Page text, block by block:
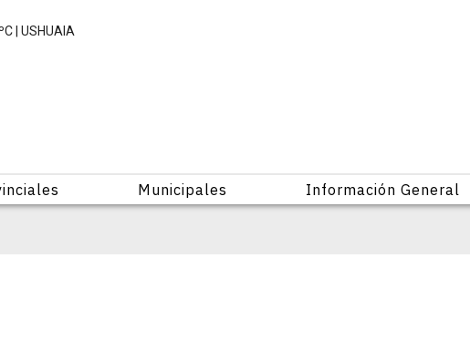
| USHUAIA
Municipales Información General